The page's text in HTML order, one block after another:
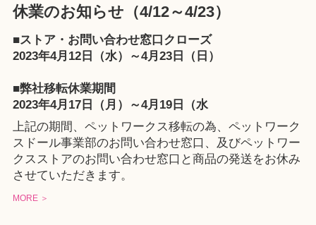
休業のお知らせ（4/12～4/23）
■ストア・お問い合わせ窓口クローズ
2023年4月12日（水）～4月23日（日）
■弊社移転休業期間
2023年4月17日（月）～4月19日（水
上記の期間、ペットワークス移転の為、ペットワーク
スドール事業部のお問い合わせ窓口、及びペットワー
クスストアのお問い合わせ窓口と商品の発送をお休み
させていただきます。
MORE ＞